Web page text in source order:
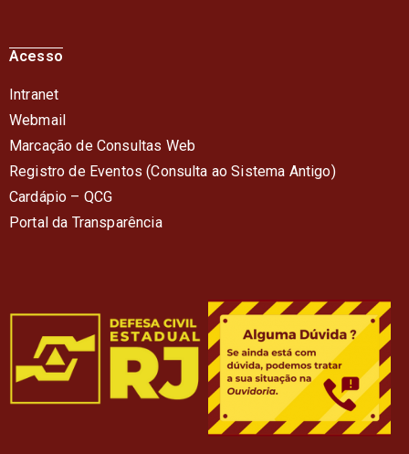
Acesso
Intranet
Webmail
Marcação de Consultas Web
Registro de Eventos (Consulta ao Sistema Antigo)
Cardápio – QCG
Portal da Transparência